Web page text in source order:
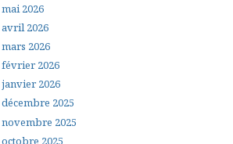
mai 2026
avril 2026
mars 2026
février 2026
janvier 2026
décembre 2025
novembre 2025
octobre 2025